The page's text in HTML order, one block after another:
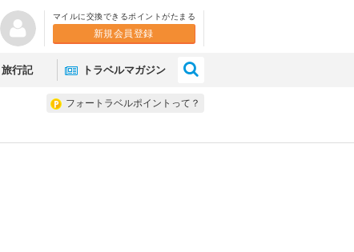
マイルに交換できるポイントがたまる
新規会員登録
旅行記 トラベルマガジン
フォートラベルポイントって？